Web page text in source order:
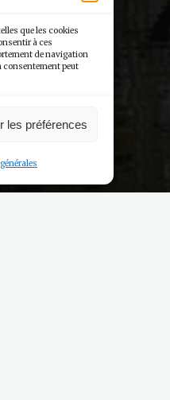
que les cookies
à ces
de navigation
consentement peut
les préférences